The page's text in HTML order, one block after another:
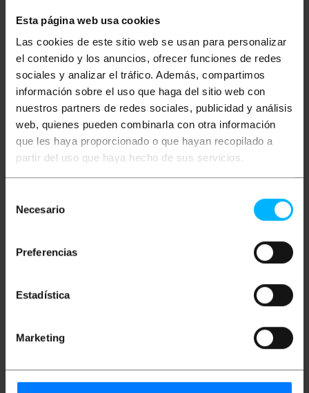
Esta página web usa cookies
Las cookies de este sitio web se usan para personalizar
el contenido y los anuncios, ofrecer funciones de redes
sociales y analizar el tráfico. Además, compartimos
información sobre el uso que haga del sitio web con
nuestros partners de redes sociales, publicidad y análisis
web, quienes pueden combinarla con otra información
que les haya proporcionado o que hayan recopilado a
partir del uso que haya hecho de sus servicios.
Necesario
Preferencias
Estadística
Marketing
Afgeschermde S-VHS-videokabel van 10 m lang,
ideaal voor een solide, veilige en hoogwaardige
verbinding dankzij de MiniDIN4-Male-connectoren
aan het ene uiteinde en MiniDIN4-Female aan het
andere uiteinde. Dankzij de kwaliteit biedt het een
schoon en duidelijk signaal om te genieten van de
beste visuele ervaring. Oh
Specificaties
S-VHS kabel 10m (MiniDIN4-M/F)
MiniDIN4-mannelijke connector aan één
uiteinde
andere kant
Ideaal voor het aansluiten van
videoapparatuur
mogelijk
Het is ontworpen om hoge weerstand te
Gemaakt met duurzame materialen
makkelijk te installeren
connector van hoge kwaliteit
Kabel van goede kwaliteit voor een vlotte